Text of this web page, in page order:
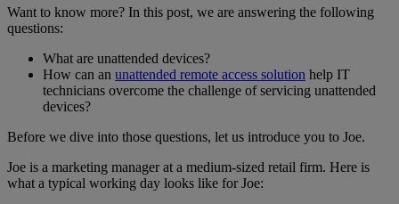
Want to know more? In this post, we are answering the following
questions:
What are unattended devices?
How can an unattended remote access solution help IT
technicians overcome the challenge of servicing unattended
devices?
Before we dive into those questions, let us introduce you to Joe.
Joe is a marketing manager at a medium-sized retail firm. Here is
what a typical working day looks like for Joe: